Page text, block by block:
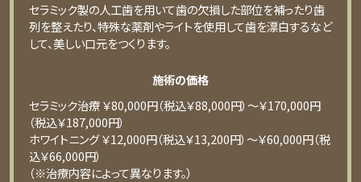
セラミック製の⼈⼯⻭を⽤いて⻭の⽋損した部位を補ったり⻭
列を整えたり、特殊な薬剤やライトを使⽤して⻭を漂⽩するなど
して、美しい⼝元をつくります。
施術の価格
セラミック治療 ￥80,000円（税込￥88,000円）〜￥170,000円
（税込￥187,000円）
ホワイトニング ￥12,000円（税込￥13,200円）〜￥60,000円（税
込￥66,000円）
（※治療内容によって異なります。）